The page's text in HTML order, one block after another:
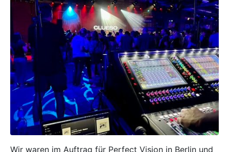
Wir waren im Auftrag für Perfect Vision in Berlin und